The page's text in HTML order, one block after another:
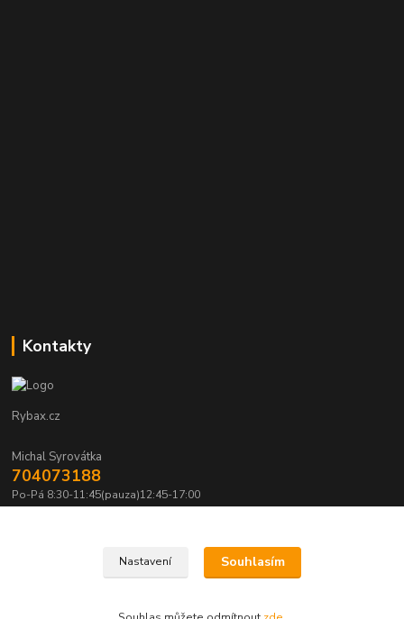
Kontakty
Rybax.cz
Michal Syrovátka
704073188
Po-Pá 8:30-11:45(pauza)12:45-17:00
Nastavení Souhlasím